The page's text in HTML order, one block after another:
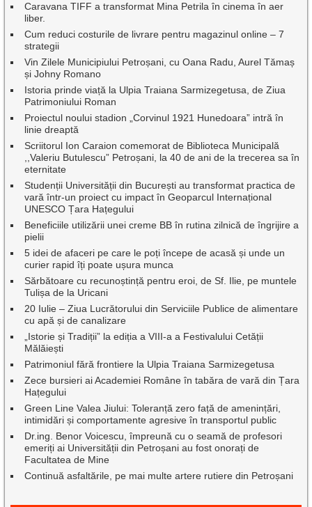
Caravana TIFF a transformat Mina Petrila în cinema în aer
liber.
Cum reduci costurile de livrare pentru magazinul online – 7
strategii
Vin Zilele Municipiului Petroșani, cu Oana Radu, Aurel Tămaș
și Johny Romano
Istoria prinde viață la Ulpia Traiana Sarmizegetusa, de Ziua
Patrimoniului Roman
Proiectul noului stadion „Corvinul 1921 Hunedoara” intră în
linie dreaptă
Scriitorul Ion Caraion comemorat de Biblioteca Municipală
,,Valeriu Butulescu” Petroșani, la 40 de ani de la trecerea sa în
eternitate
Studenții Universității din București au transformat practica de
vară într-un proiect cu impact în Geoparcul Internațional
UNESCO Țara Hațegului
Beneficiile utilizării unei creme BB în rutina zilnică de îngrijire a
pielii
5 idei de afaceri pe care le poți începe de acasă și unde un
curier rapid îți poate ușura munca
Sărbătoare cu recunoștință pentru eroi, de Sf. Ilie, pe muntele
Tulișa de la Uricani
20 Iulie – Ziua Lucrătorului din Serviciile Publice de alimentare
cu apă și de canalizare
„Istorie și Tradiții” la ediția a VIII-a a Festivalului Cetății
Mălăiești
Patrimoniul fără frontiere la Ulpia Traiana Sarmizegetusa
Zece bursieri ai Academiei Române în tabăra de vară din Țara
Hațegului
Green Line Valea Jiului: Toleranță zero față de amenințări,
intimidări și comportamente agresive în transportul public
Dr.ing. Benor Voicescu, împreună cu o seamă de profesori
emeriți ai Universității din Petroșani au fost onorați de
Facultatea de Mine
Continuă asfaltările, pe mai multe artere rutiere din Petroșani